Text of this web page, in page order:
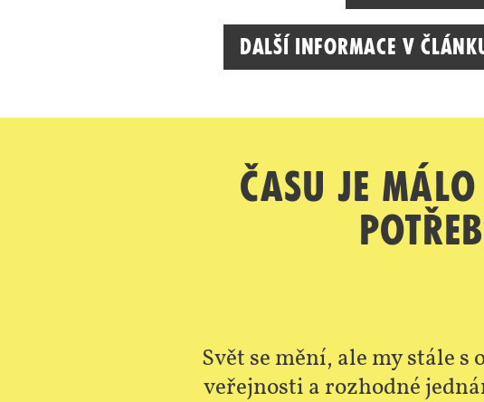
Další informace v
Času je
Svět se mění, ale my stále
veřejnosti a rozhodné